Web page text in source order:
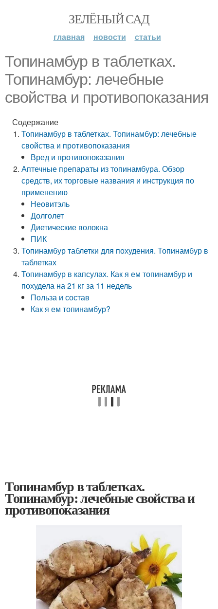
ЗЕЛЁНЫЙ САД
главная новости статьи
Топинамбур в таблетках.
Топинамбур: лечебные
свойства и противопоказания
Содержание
Топинамбур в таблетках. Топинамбур: лечебные
свойства и противопоказания
Вред и противопоказания
Аптечные препараты из топинамбура. Обзор
средств, их торговые названия и инструкция по
применению
Неовитэль
Долголет
Диетические волокна
ПИК
Топинамбур таблетки для похудения. Топинамбур в
таблетках
Топинамбур в капсулах. Как я ем топинамбур и
похудела на 21 кг за 11 недель
Польза и состав
Как я ем топинамбур?
Топинамбур в таблетках.
Топинамбур: лечебные свойства и
противопоказания